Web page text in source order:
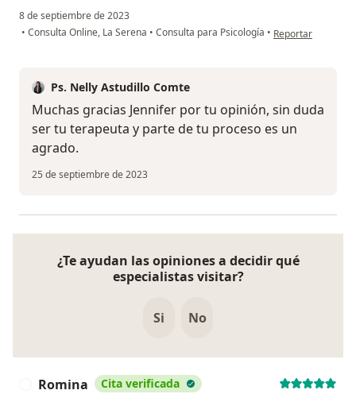
8 de septiembre de 2023
• Consulta Online, La Serena • Consulta para Psicología • en opinión del
Reportar
Ps. Nelly Astudillo Comte
Muchas gracias Jennifer por tu opinión, sin duda
ser tu terapeuta y parte de tu proceso es un
agrado.
25 de septiembre de 2023
¿Te ayudan las opiniones a decidir qué
especialistas visitar?
Si No
Romina Cita verificada